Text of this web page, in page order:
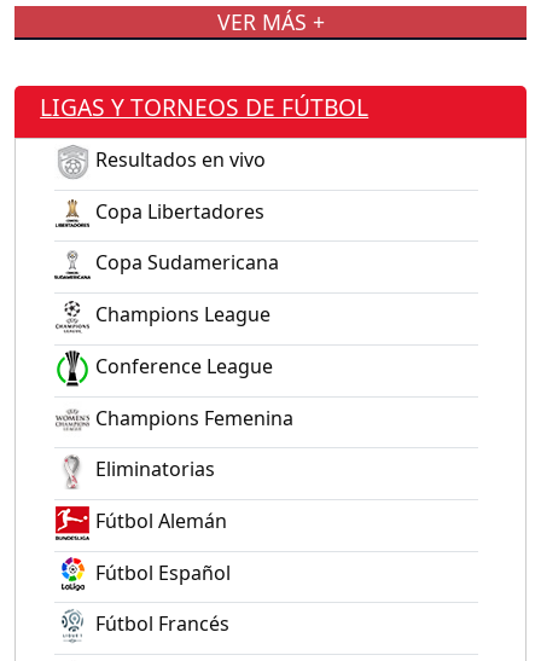
VER MÁS +
LIGAS Y TORNEOS DE FÚTBOL
Resultados en vivo
Copa Libertadores
Copa Sudamericana
Champions League
Conference League
Champions Femenina
Eliminatorias
Fútbol Alemán
Fútbol Español
Fútbol Francés